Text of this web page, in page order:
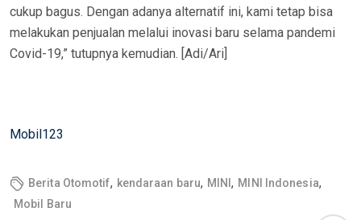
cukup bagus. Dengan adanya alternatif ini, kami tetap bisa
melakukan penjualan melalui inovasi baru selama pandemi
Covid-19,” tutupnya kemudian. [Adi/Ari]
Mobil123
Berita Otomotif, kendaraan baru, MINI, MINI Indonesia,
Mobil Baru